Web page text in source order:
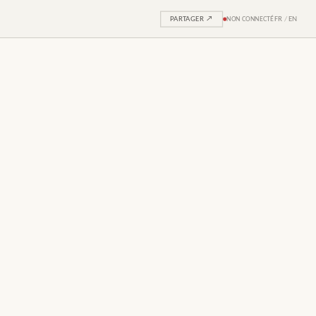
PARTAGER ↗ NON CONNECTÉFR /EN